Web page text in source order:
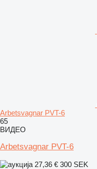
Arbetsvagnar PVT-6
65
ВИДЕО
Arbetsvagnar PVT-6
27,36 € 300 SEK